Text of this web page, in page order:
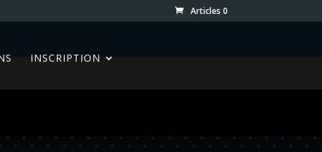
Articles 0
INSCRIPTION